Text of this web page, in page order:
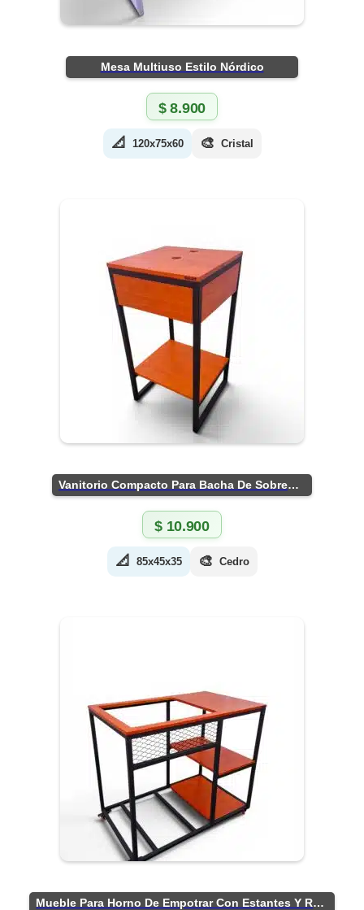
Mesa Multiuso Estilo Nórdico
$8.900
📐 120x75x60 🎨 Cristal
Vanitorio Compacto Para Bacha De Sobreponer
$10.900
📐 85x45x35 🎨 Cedro
Mueble Para Horno De Empotrar Con Estantes Y Ruedas